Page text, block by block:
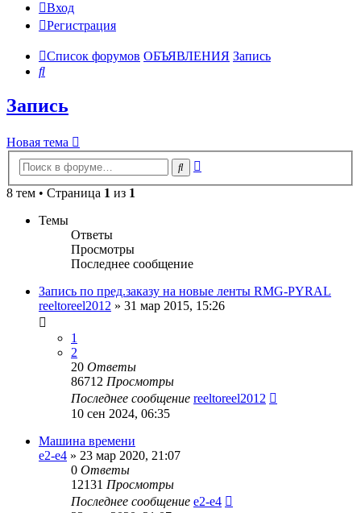
Вход
Регистрация
Список форумов ОБЪЯВЛЕНИЯ Запись
Поиск
Запись
Новая тема
Поиск
8 тем • Страница 1 из 1
Темы
Ответы
Просмотры
Последнее сообщение
Запись по пред.заказу на новые ленты RMG-PYRAL
reeltoreel2012 » 31 мар 2015, 15:26
1
2
20 Ответы
86712 Просмотры
Последнее сообщение reeltoreel2012
10 сен 2024, 06:35
Машина времени
e2-e4 » 23 мар 2020, 21:07
0 Ответы
12131 Просмотры
Последнее сообщение e2-e4